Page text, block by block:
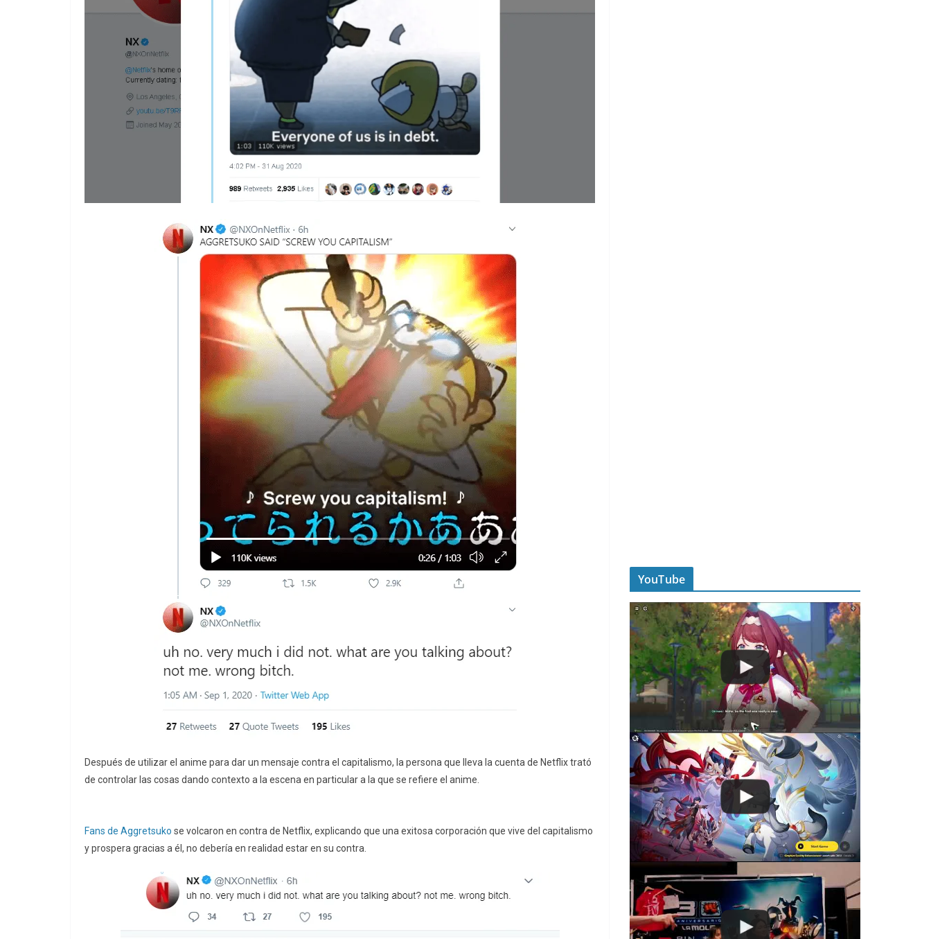
Después de utilizar el anime para dar un mensaje contra el capitalismo, la persona que lleva la cuenta de Netflix trató
de controlar las cosas dando contexto a la escena en particular a la que se refiere el anime.
Fans de Aggretsuko se volcaron en contra de Netflix, explicando que una exitosa corporación que vive del capitalismo
y prospera gracias a él, no debería en realidad estar en su contra.
YouTube